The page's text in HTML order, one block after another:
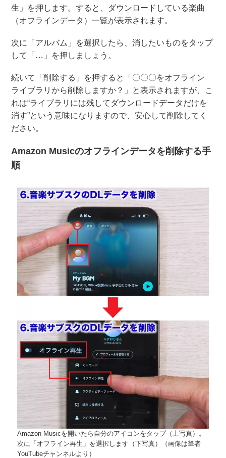
生」を押します。すると、ダウンロードしている楽曲
（オフラインデータ）一覧が表示されます。
次に「アルバム」を選択したら、消したいものをタップ
して「…」を押しましょう。
続いて「削除する」を押すると「〇〇〇をオフライン
ライブラリから削除しますか？」と表示されますが、こ
れは“ライブラリには残してダウンロードデータだけを
消す”という意味になりますので、安心して削除してく
ださい。
Amazon Musicのオフラインデータを削除する手
順
Amazon Musicを開いたら自分のアイコンをタップ（上写真）。
次に「オフライン再生」を選択します（下写真）（画像は筆者
YouTubeチャンネルより）